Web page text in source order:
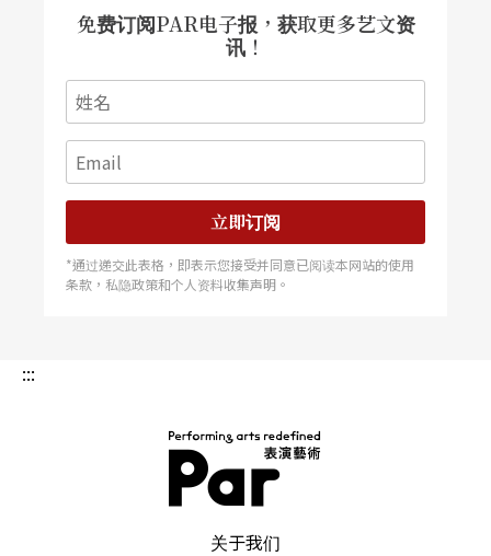
免费订阅PAR电子报，获取更多艺文资
讯！
立即订阅
*通过递交此表格，即表示您接受并同意已阅读本网站的使用
条款，私隐政策和个人资料收集声明。
:::
关于我们